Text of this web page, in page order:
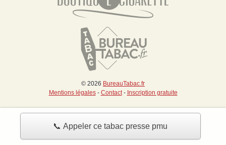
📞 Appeler ce tabac presse pmu
© 2026 BureauTabac.fr
Mentions légales- Contact- Inscription gratuite